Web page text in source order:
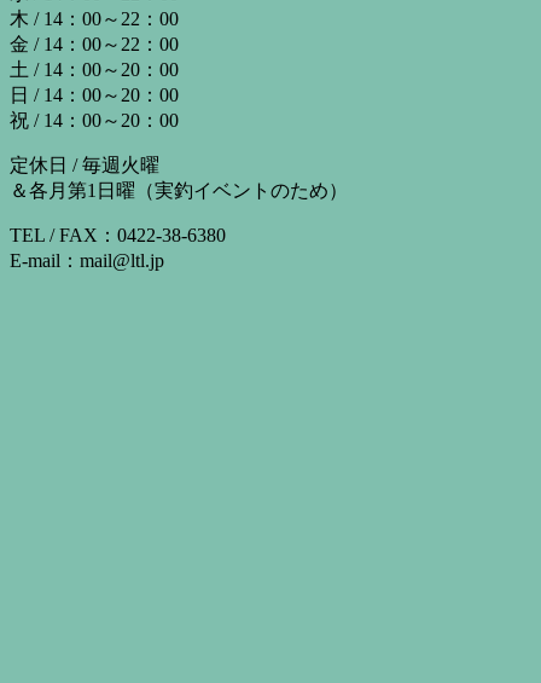
木 / 14：00～22：00
金 / 14：00～22：00
土 / 14：00～20：00
日 / 14：00～20：00
祝 / 14：00～20：00
定休日 / 毎週火曜
＆各月第1日曜（実釣イベントのため）
TEL / FAX：0422-38-6380
E-mail：mail@ltl.jp